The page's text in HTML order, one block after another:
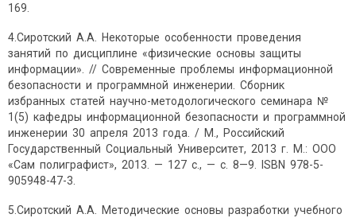
169.
4.Сиротский А.А. Некоторые особенности проведения
занятий по дисциплине «физические основы защиты
информации». // Современные проблемы информационной
безопасности и программной инженерии. Сборник
избранных статей научно-методологического семинара №
1(5) кафедры информационной безопасности и программной
инженерии 30 апреля 2013 года. / М., Российский
Государственный Социальный Университет, 2013 г. М.: ООО
«Сам полиграфист», 2013. — 127 с., — с. 8—9. ISBN 978-5-
905948-47-3.
5.Сиротский А.А. Методические основы разработки учебного